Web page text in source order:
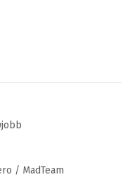
/ MadTeam